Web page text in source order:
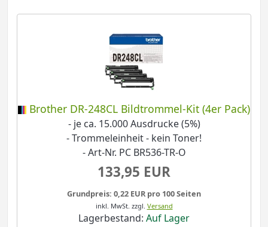
Brother DR-248CL Bildtrommel-Kit (4er Pack)
- je ca. 15.000 Ausdrucke (5%)
- Trommeleinheit - kein Toner!
- Art-Nr. PC BR536-TR-O
133,95 EUR
Grundpreis: 0,22 EUR pro 100 Seiten
inkl. MwSt. zzgl. Versand
Lagerbestand: Auf Lager